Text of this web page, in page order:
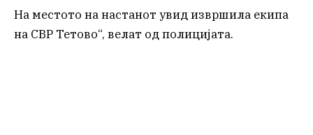
На местото на настанот увид извршила екипа
на СВР Тетово“, велат од полицијата.